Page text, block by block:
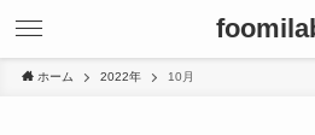
ホーム 2022年 10月